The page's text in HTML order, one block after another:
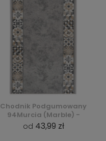
Chodnik Podgumowany
94Murcia (Marble) -
od 43,99 zł